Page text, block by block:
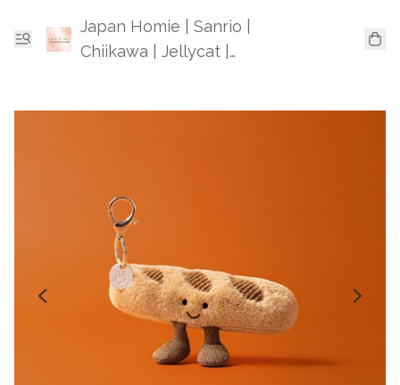
Japan Homie | Sanrio |
Chiikawa | Jellycat |